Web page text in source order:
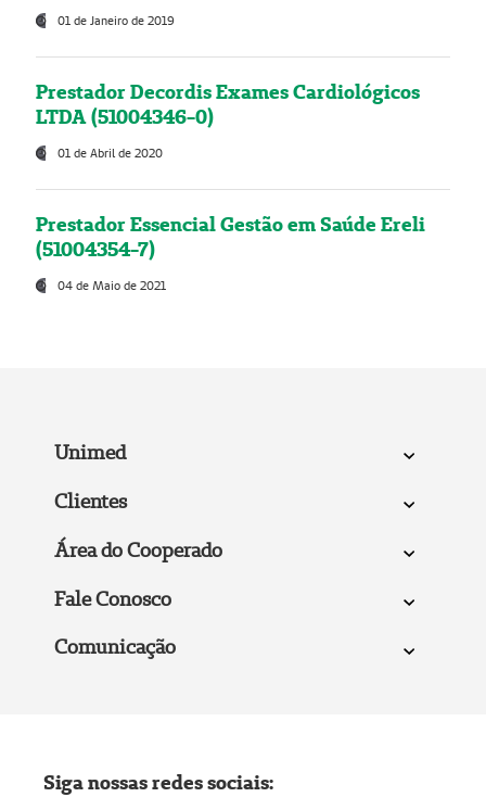
01 de Janeiro de 2019
Prestador Decordis Exames Cardiológicos
LTDA (51004346-0)
01 de Abril de 2020
Prestador Essencial Gestão em Saúde Ereli
(51004354-7)
04 de Maio de 2021
Unimed
Clientes
Área do Cooperado
Fale Conosco
Comunicação
Siga nossas redes sociais: